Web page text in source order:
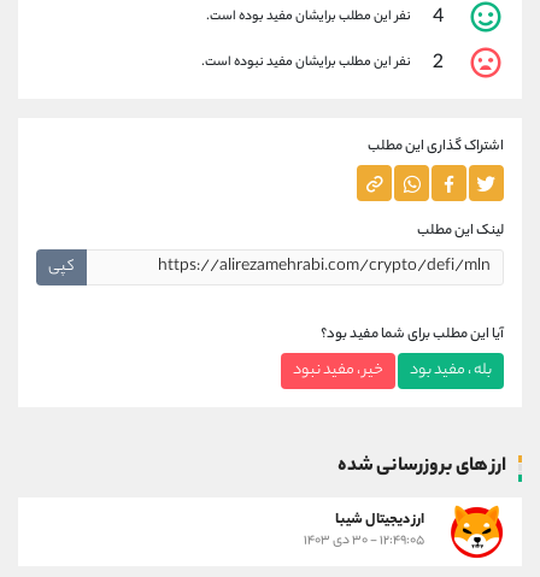
4 نفر این مطلب برایشان مفید بوده است.
2 نفر این مطلب برایشان مفید نبوده است.
اشتراک گذاری این مطلب
لینک این مطلب
کپی
آیا این مطلب برای شما مفید بود؟
بله ، مفید بود خیر ، مفید نبود
ارز های بروزرسانی شده
ارز ديجيتال شیبا
۱۲:۴۹:۰۵ - ۳۰ دی ۱۴۰۳